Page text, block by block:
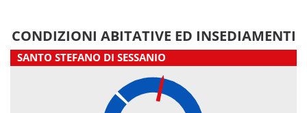
CONDIZIONI ABITATIVE ED INSEDIAMENTI
SANTO STEFANO DI SESSANIO